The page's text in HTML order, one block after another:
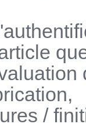
/